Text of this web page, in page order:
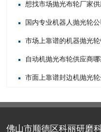
市场上靠谱的机器抛光
佛山市顺德区科丽研磨